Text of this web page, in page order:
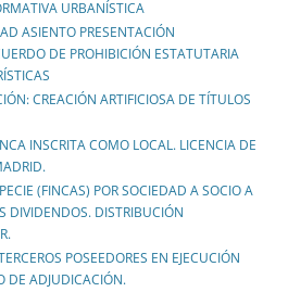
URBANÍSTICA
ASIENTO PRESENTACIÓN
DE PROHIBICIÓN ESTATUTARIA
CREACIÓN ARTIFICIOSA DE TÍTULOS
INSCRITA COMO LOCAL. LICENCIA DE
(FINCAS) POR SOCIEDAD A SOCIO A
DIVIDENDOS. DISTRIBUCIÓN
POSEEDORES EN EJECUCIÓN
DE ADJUDICACIÓN.